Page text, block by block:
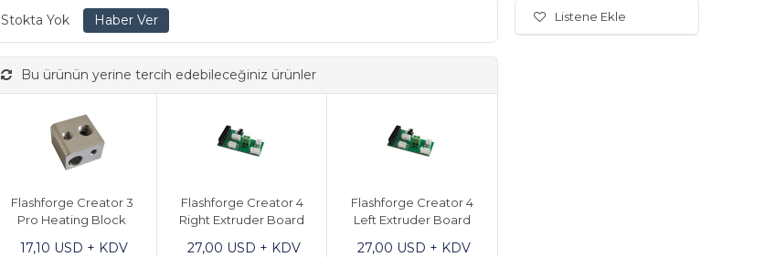
Stokta Yok
Bu ürünün yerine tercih edebileceğiniz ürünler
Flashforge Creator 3
Pro Heating Block
17,10 USD + KDV
Flashforge Creator 4
Right Extruder Board
27,00 USD + KDV
Flashforge Creator 4
Left Extruder Board
27,00 USD + KDV
Listene Ekle